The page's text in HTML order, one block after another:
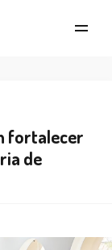
fortalecer
de